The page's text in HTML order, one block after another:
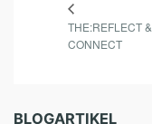
THE:REFLECT &
CONNECT
BLOGARTIKEL